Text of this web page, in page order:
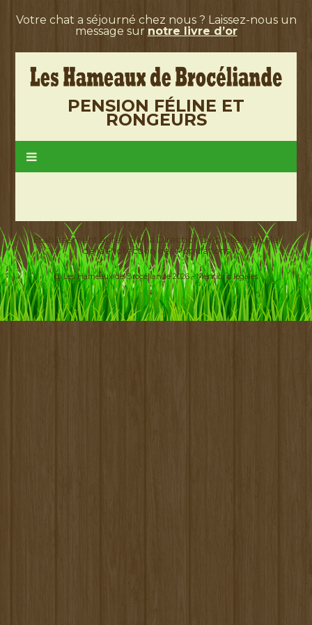
Votre chat a séjourné chez nous ? Laissez-nous un
message sur notre livre d’or
PENSION FÉLINE ET
RONGEURS
Etablissement agréé par la Direction Départementale
de la Protection des Populations
@ Les Hameaux de Brocéliande 2026 -Mentions légales